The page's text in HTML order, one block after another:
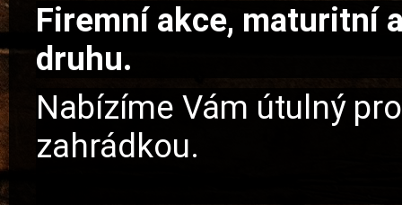
Firemní akce, maturitní
druhu.
Nabízíme Vám útulný
zahrádkou.